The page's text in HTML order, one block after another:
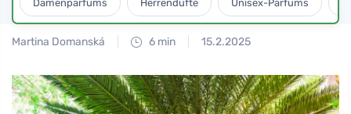
Damenparfums Herrendüfte Unisex-Parfums
Martina Domanská 6 min 15.2.2025